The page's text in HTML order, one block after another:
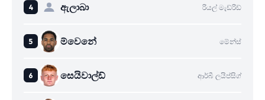
ඇලාබා රියල් මැඩ්රිඩ්
ම්වෙනේ මේන්ස්
සෙයිවාල්ඩ් ආර්බී ලයිප්සිග්